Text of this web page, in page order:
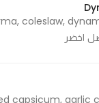
اخضر